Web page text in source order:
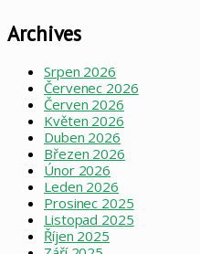
Archives
Srpen 2026
Červenec 2026
Červen 2026
Květen 2026
Duben 2026
Březen 2026
Únor 2026
Leden 2026
Prosinec 2025
Listopad 2025
Říjen 2025